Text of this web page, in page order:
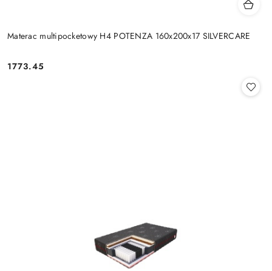
Materac multipocketowy H4 POTENZA 160x200x17 SILVERCARE
Cena:
1773.45